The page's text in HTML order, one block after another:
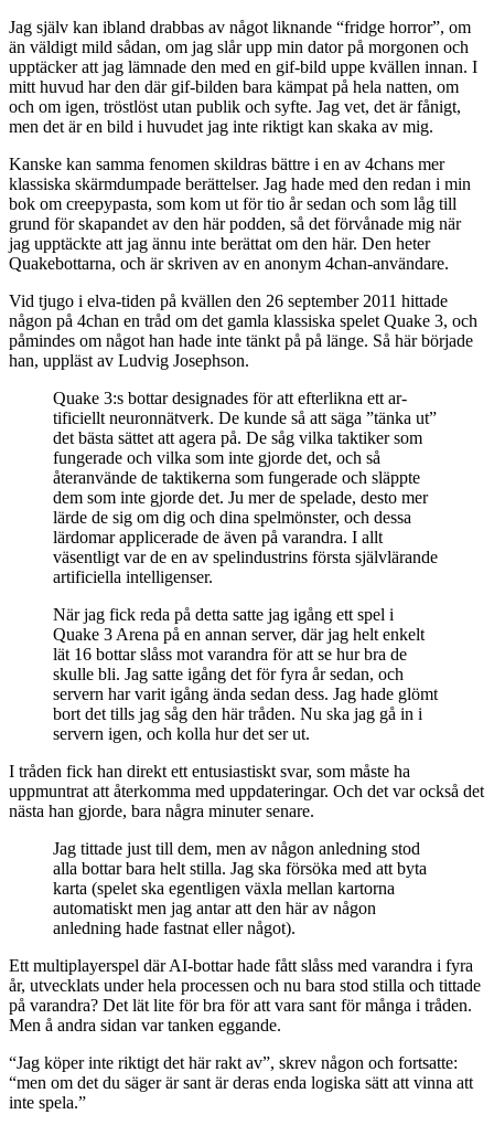
Jag själv kan ibland drabbas av något liknande “fridge horror”, om
än väldigt mild sådan, om jag slår upp min dator på morgonen och
upptäcker att jag lämnade den med en gif-bild uppe kvällen innan. I
mitt huvud har den där gif-bilden bara kämpat på hela natten, om
och om igen, tröstlöst utan publik och syfte. Jag vet, det är fånigt,
men det är en bild i huvudet jag inte riktigt kan skaka av mig.
Kanske kan samma fenomen skildras bättre i en av 4chans mer
klassiska skärmdumpade berättelser. Jag hade med den redan i min
bok om creepypasta, som kom ut för tio år sedan och som låg till
grund för skapandet av den här podden, så det förvånade mig när
jag upptäckte att jag ännu inte berättat om den här. Den heter
Quakebottarna, och är skriven av en anonym 4chan-användare.
Vid tjugo i elva-tiden på kvällen den 26 september 2011 hittade
någon på 4chan en tråd om det gamla klassiska spelet Quake 3, och
påmindes om något han hade inte tänkt på på länge. Så här började
han, uppläst av Ludvig Josephson.
Quake 3:s bottar designades för att efterlikna ett ar­
tificiellt neuronnätverk. De kunde så att säga ”tänka ut”
det bästa sättet att agera på. De såg vilka taktiker som
fungerade och vilka som inte gjorde det, och så
återanvände de taktikerna som fungerade och släppte
dem som inte gjorde det. Ju mer de spelade, desto mer
lärde de sig om dig och dina spelmönster, och dessa
lärdomar applicera­de de även på varandra. I allt
väsentligt var de en av spelindustrins första självlärande
artificiella intelligenser.
När jag fick reda på detta satte jag igång ett spel i
Quake 3 Arena på en annan server, där jag helt enkelt
lät 16 bottar slåss mot varandra för att se hur bra de
skulle bli. Jag satte igång det för fyra år sedan, och
servern har varit igång ända sedan dess. Jag hade glömt
bort det tills jag såg den här tråden. Nu ska jag gå in i
servern igen, och kolla hur det ser ut.
I tråden fick han direkt ett entusiastiskt svar, som måste ha
uppmuntrat att återkomma med uppdateringar. Och det var också det
nästa han gjorde, bara några minuter senare.
Jag tittade just till dem, men av någon anledning stod
alla bottar bara helt stilla. Jag ska försöka med att byta
karta (spelet ska egentligen växla mellan kartorna
automatiskt men jag antar att den här av någon
anledning hade fastnat eller något).
Ett multiplayerspel där AI-bottar hade fått slåss med varandra i fyra
år, utvecklats under hela processen och nu bara stod stilla och tittade
på varandra? Det lät lite för bra för att vara sant för många i tråden.
Men å andra sidan var tanken eggande.
“Jag köper inte riktigt det här rakt av”, skrev någon och fortsatte:
“men om det du säger är sant är deras enda logiska sätt att vinna att
inte spela.”